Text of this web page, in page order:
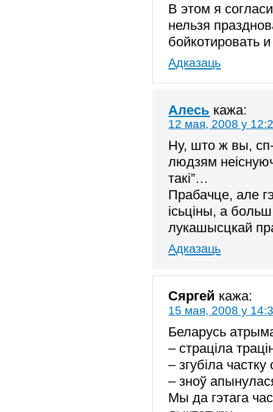
В этом я
нельзя
бойкотировать
Адказаць
Алесь кажа:
12 мая, 2008 у
Ну, што ж вы,
людзям
такі”…
Прабачце, але
ісьціны, а
лукашысцкай
Адказаць
Сяргей кажа:
15 мая, 2008 у
Беларусь
– страціла
– згубіла
– зноў
Мы да гэтага